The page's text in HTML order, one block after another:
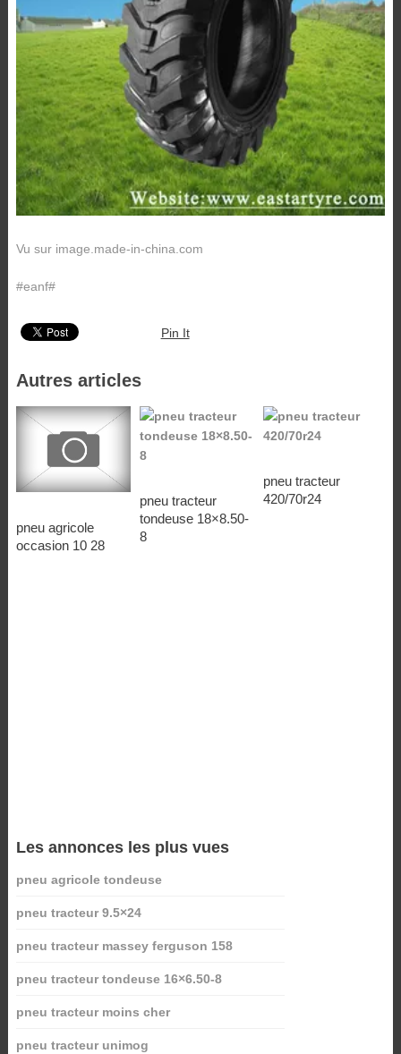
Vu sur image.made-in-china.com
#eanf#
Pin It
Autres articles
pneu agricole
occasion 10 28
pneu tracteur
tondeuse 18×8.50-
8
pneu tracteur
420/70r24
Les annonces les plus vues
pneu agricole tondeuse
pneu tracteur 9.5×24
pneu tracteur massey ferguson 158
pneu tracteur tondeuse 16×6.50-8
pneu tracteur moins cher
pneu tracteur unimog